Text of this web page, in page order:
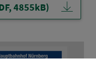
4855kB)